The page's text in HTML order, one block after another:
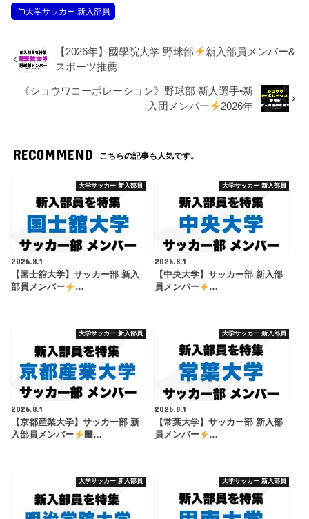
大学サッカー 新入部員
【2026年】國學院大学 野球部
新入部員メンバー&
スポーツ推薦
《ショウワコーポレーション》野球部 新人選手•新
入団メンバー
2026年
RECOMMEND こちらの記事も人気です。
大学サッカー 新入部員
2026.8.1
【国士舘大学】サッカー部 新入
部員メンバー
…
大学サッカー 新入部員
2026.8.1
【中央大学】サッカー部 新入部
員メンバー
…
大学サッカー 新入部員
2026.8.1
【京都産業大学】サッカー部 新
入部員メンバー
࿠…
大学サッカー 新入部員
2026.8.1
【常葉大学】サッカー部 新入部
員メンバー
…
大学サッカー 新入部員 大学サッカー 新入部員